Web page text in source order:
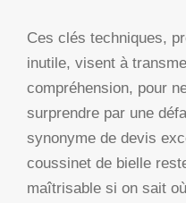
Ces clés techniques,
inutile, visent à
compréhension, pour
surprendre par une
synonyme de devis
coussinet de bielle
maîtrisable si on sait